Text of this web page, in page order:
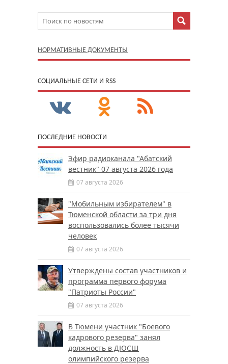
НОРМАТИВНЫЕ ДОКУМЕНТЫ
CОЦИАЛЬНЫЕ СЕТИ И RSS
ПОСЛЕДНИЕ НОВОСТИ
Эфир радиоканала "Абатский
вестник" 07 августа 2026 года
07 августа 2026
"Мобильным избирателем" в
Тюменской области за три дня
воспользовались более тысячи
человек
07 августа 2026
Утверждены состав участников и
программа первого форума
"Патриоты России"
07 августа 2026
В Тюмени участник "Боевого
кадрового резерва" занял
должность в ДЮСШ
олимпийского резерва